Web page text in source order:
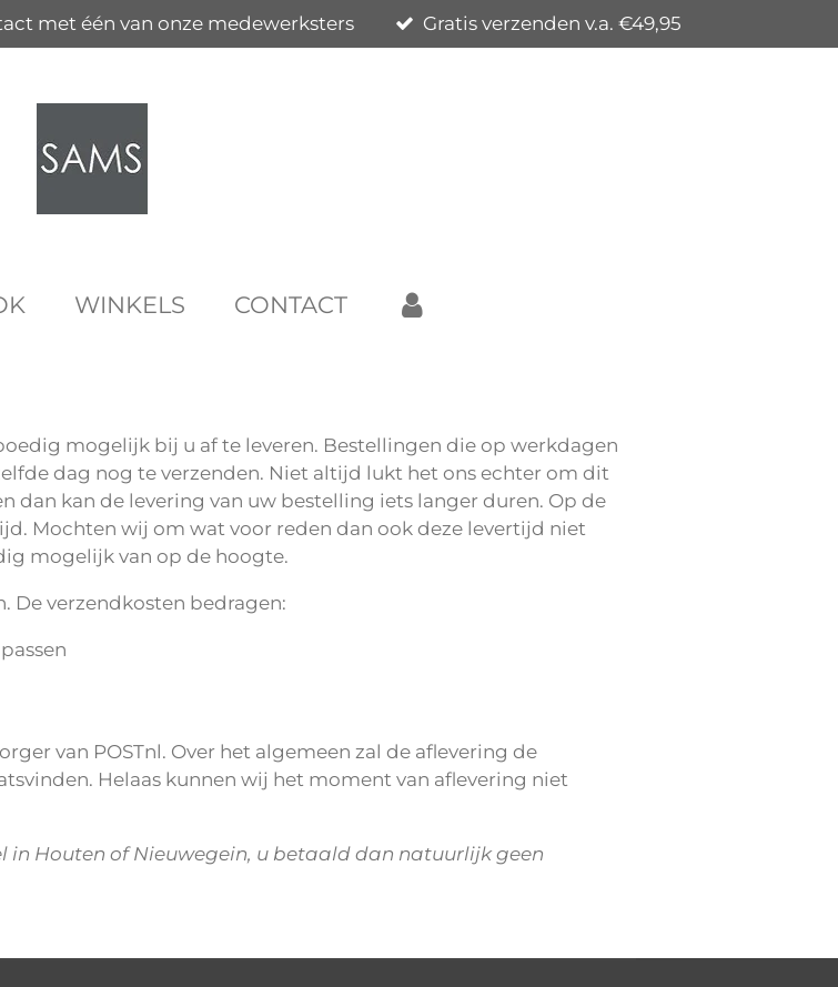
met één van onze medewerksters Gratis verzenden v.a. €49,95
WINKELS CONTACT
mogelijk bij u af te leveren. Bestellingen die op werkdagen
dag nog te verzenden. Niet altijd lukt het ons echter om dit
dan kan de levering van uw bestelling iets langer duren. Op de
Mochten wij om wat voor reden dan ook deze levertijd niet
mogelijk van op de hoogte.
De verzendkosten bedragen:
van POSTnl. Over het algemeen zal de aflevering de
Helaas kunnen wij het moment van aflevering niet
in Houten of Nieuwegein, u betaald dan natuurlijk geen